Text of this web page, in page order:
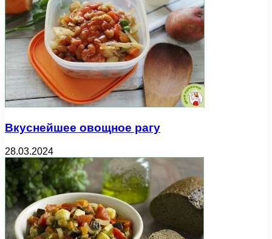
Вкуснейшее овощное рагу
28.03.2024